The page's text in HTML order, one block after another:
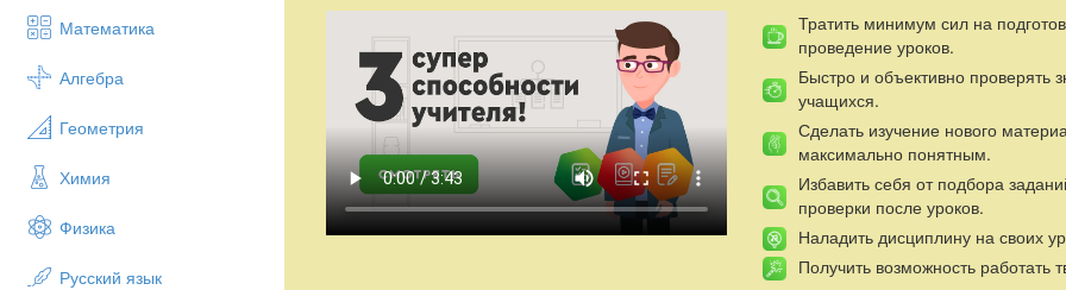
Математика
Алгебра
Геометрия
Химия
Физика
Русский язык
Тратить минимум сил на
проведение уроков.
Быстро и объективно проверять
учащихся.
Сделать изучение нового
максимально понятным.
Избавить себя от подбора
проверки после уроков.
Наладить дисциплину на своих
Получить возможность работать